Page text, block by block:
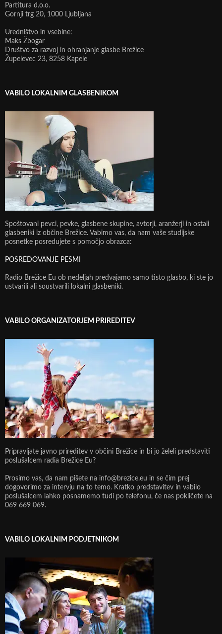
Partitura d.o.o.
Gornji trg 20, 1000 Ljubljana
Uredništvo in vsebine:
Maks Žbogar
Društvo za razvoj in ohranjanje glasbe Brežice
Župelevec 23, 8258 Kapele
VABILO LOKALNIM GLASBENIKOM
Spoštovani pevci, pevke, glasbene skupine, avtorji, aranžerji in ostali
glasbeniki iz občine Brežice. Vabimo vas, da nam vaše studijske
posnetke posredujete s pomočjo obrazca:
POSREDOVANJE PESMI
Radio Brežice Eu ob nedeljah predvajamo samo tisto glasbo, ki ste jo
ustvarili ali soustvarili lokalni glasbeniki.
VABILO ORGANIZATORJEM PRIREDITEV
Pripravljate javno prireditev v občini Brežice in bi jo želeli predstaviti
poslušalcem radia Brežice Eu?
Prosimo vas, da nam pišete na info@brezice.eu in se čim prej
dogovorimo za intervju na to temo. Kratko predstavitev in vabilo
poslušalcem lahko posnamemo tudi po telefonu, če nas pokličete na
069 669 069.
VABILO LOKALNIM PODJETNIKOM